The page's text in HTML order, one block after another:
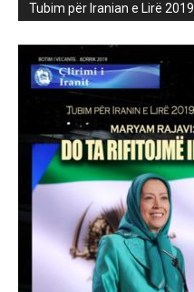
Tubim për Iranian e Lirë 2019